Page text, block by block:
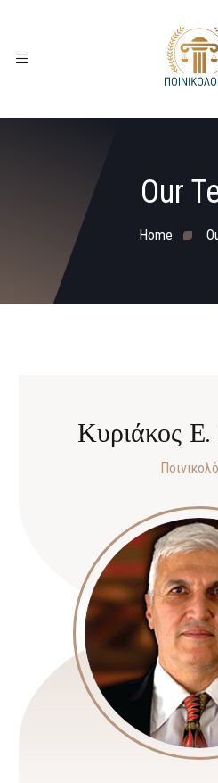
Our
Home
Κυριάκος Ε.